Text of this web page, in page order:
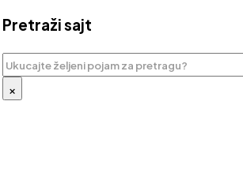
Pretraži sajt
Pretraga
×